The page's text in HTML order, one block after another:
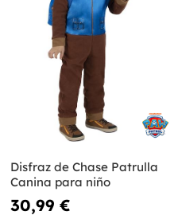
Disfraz de Chase Patrulla
Canina para niño
30,99 €